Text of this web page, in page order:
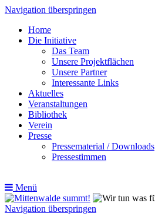
Navigation überspringen
Home
Die Initiative
Das Team
Unsere Projektflächen
Unsere Partner
Interessante Links
Aktuelles
Veranstaltungen
Bibliothek
Verein
Presse
Pressematerial / Downloads
Pressestimmen
Menü
Navigation überspringen